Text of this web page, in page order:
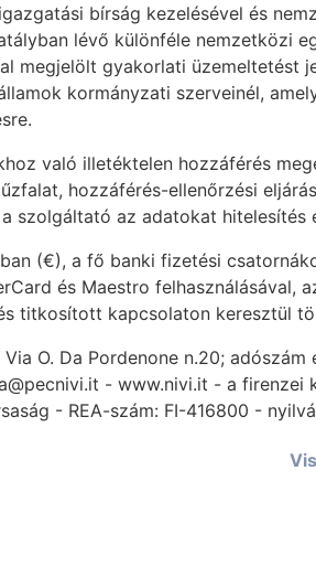
bírság kezelésével és
lévő különféle nemzetközi
megjelölt gyakorlati üzemeltetést
kormányzati szerveinél,
való illetéktelen hozzáférés
hozzáférés-ellenőrzési
szolgáltató az adatokat hitelesítés
(€), a fő banki fizetési
és Maestro
titkosított kapcsolaton keresztül
Via O. Da Pordenone n.20;
- www.nivi.it - a firenzei
- REA-szám: FI-416800 -